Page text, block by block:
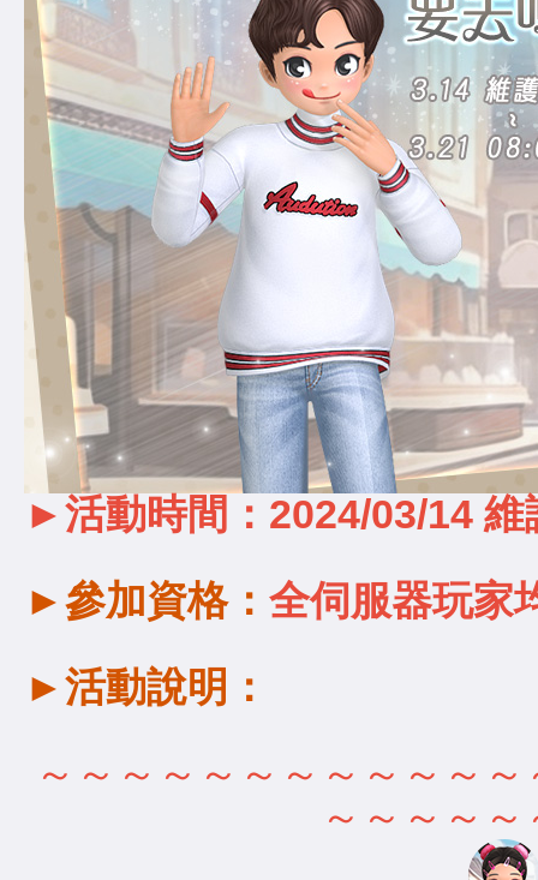
►活動時間：2024/03/14
►參加資格： 全伺服器玩家
►活動說明：
～～～～～～～～～～～
～～～～